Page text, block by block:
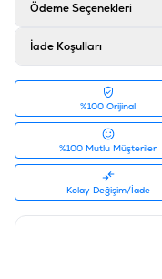
Ödeme Seçenekleri
İade Koşulları
%100 Orijinal
%100 Mutlu Müşteriler
Kolay Değişim/İade